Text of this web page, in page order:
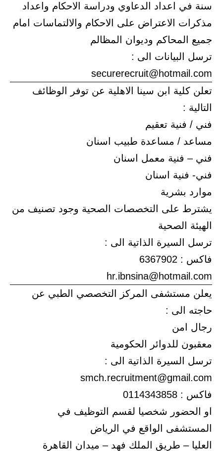
سنة في اعداد الدعاوي ودراسة الاحكام واعداد
مذكرات الاعتراض على الاحكام والالتماسات امام
جميع المحاكم وديوان المظالم
ترسل البيانات الى :
securerecruit@hotmail.com
تعلن كلية ابن سينا الاهلية عن توفر الوظائف
التالية :
فني / فنية تعقيم
مساعد / مساعدة طبيب اسنان
فني – فنية معمل اسنان
فني- فنية اسنان
موارد بشرية
يشترط على التخصصات الصحية وجود تصنيف من
الهيئة الصحية
ترسل السيرة الذاتية الى :
فاكس : 6367902
hr.ibnsina@hotmail.com
يعلن مستشفى المركز التخصصي الطبي عن
حاجته الى :
رجال امن
معقبون للدوائر الحكومية
ترسل السيرة الذاتية الى :
smch.recruitment@gmail.com
فاكس : 0114343858
او الحضور شخصيا لقسم التوظيف في
المستشفى الواقع في الرياض
العليا – طريق الملك فهد – ميدان القاهرة